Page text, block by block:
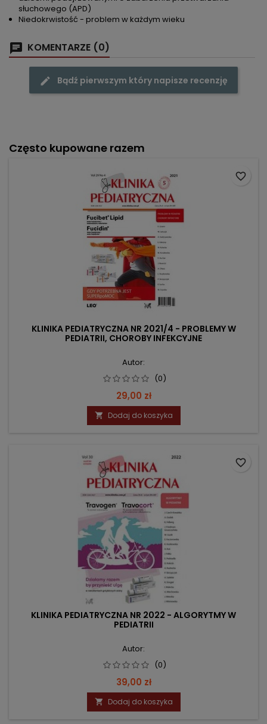
słuchowego (APD)
Niedokrwistość - problem w każdym wieku
KOMENTARZE (0)
Bądź pierwszym który napisze recenzję
Często kupowane razem
KLINIKA PEDIATRYCZNA NR 2021/4 - PROBLEMY W
PEDIATRII, CHOROBY INFEKCYJNE
Autor:
(0)
Cena
29,00 zł
 Dodaj do koszyka
favorite_border
KLINIKA PEDIATRYCZNA NR 2022 - ALGORYTMY W
PEDIATRII
Autor:
(0)
Cena
39,00 zł
 Dodaj do koszyka
favorite_border